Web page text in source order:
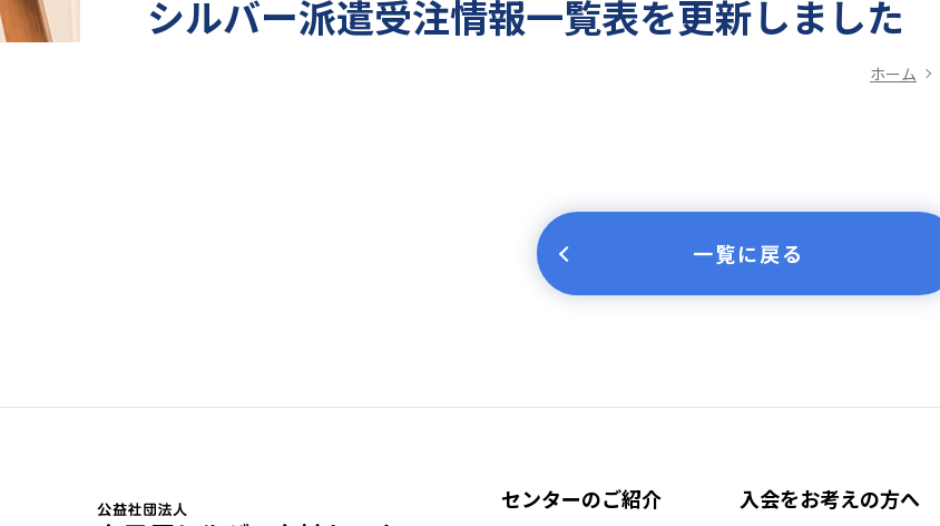
シルバー派遣受注情報一覧表を更新しました
ホーム
一覧に戻る
センターのご紹介 入会をお考えの方へ